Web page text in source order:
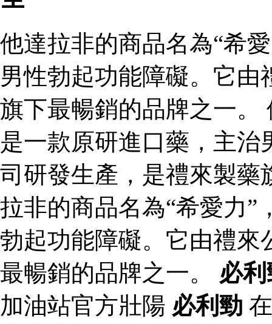
他達拉非的商品名為“希
男性勃起功能障礙。它
旗下最暢銷的品牌之一。
是一款原研進口藥，主
司研發生產，是禮來製藥
拉非的商品名為“希愛力”
勃起功能障礙。它由禮來
最暢銷的品牌之一。 必
加油站官方壯陽 必利勁